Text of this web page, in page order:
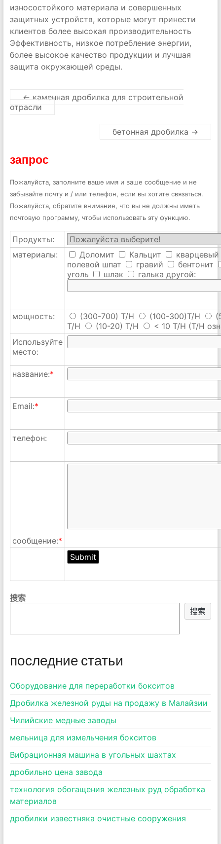
износостойкого материала и совершенных
защитных устройств, которые могут принести
клиентов более высокая производительность
Эффективность, низкое потребление энергии,
более высокое качество продукции и лучшая
защита окружающей среды.
← каменная дробилка для строительной
отрасли
бетонная дробилка →
запрос
Пожалуйста, заполните ваше имя и ваше сообщение и не
забывайте почту и / или телефон, если вы хотите связаться.
Пожалуйста, обратите внимание, что вы не должны иметь
почтовую программу, чтобы использовать эту функцию.
Продукты:
материалы:
Доломит Кальцит
кварцевый
полевой шпат
гравий
бентонит
уголь
шлак галька другой:
мощность: (300-700) T/H (100-300)T/H
T/H
(10-20) T/H < 10 T/H (T/H
Используйте
место:
название:*
Email:*
телефон:
сообщение:*
搜索
搜索
последние статьи
Оборудование для переработки бокситов
Дробилка железной руды на продажу в Малайзии
Чилийские медные заводы
мельница для измельчения бокситов
Вибрационная машина в угольных шахтах
дробильно цена завода
технология обогащения железных руд обработка
материалов
дробилки известняка очистные сооружения